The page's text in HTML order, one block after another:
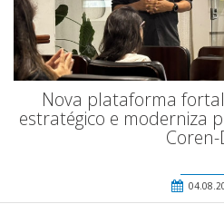
Nova plataforma
estratégico e moderniza
Coren-